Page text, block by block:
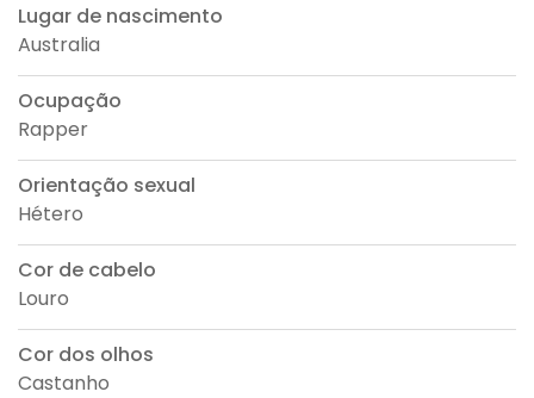
Lugar de nascimento
Australia
Ocupação
Rapper
Orientação sexual
Hétero
Cor de cabelo
Louro
Cor dos olhos
Castanho